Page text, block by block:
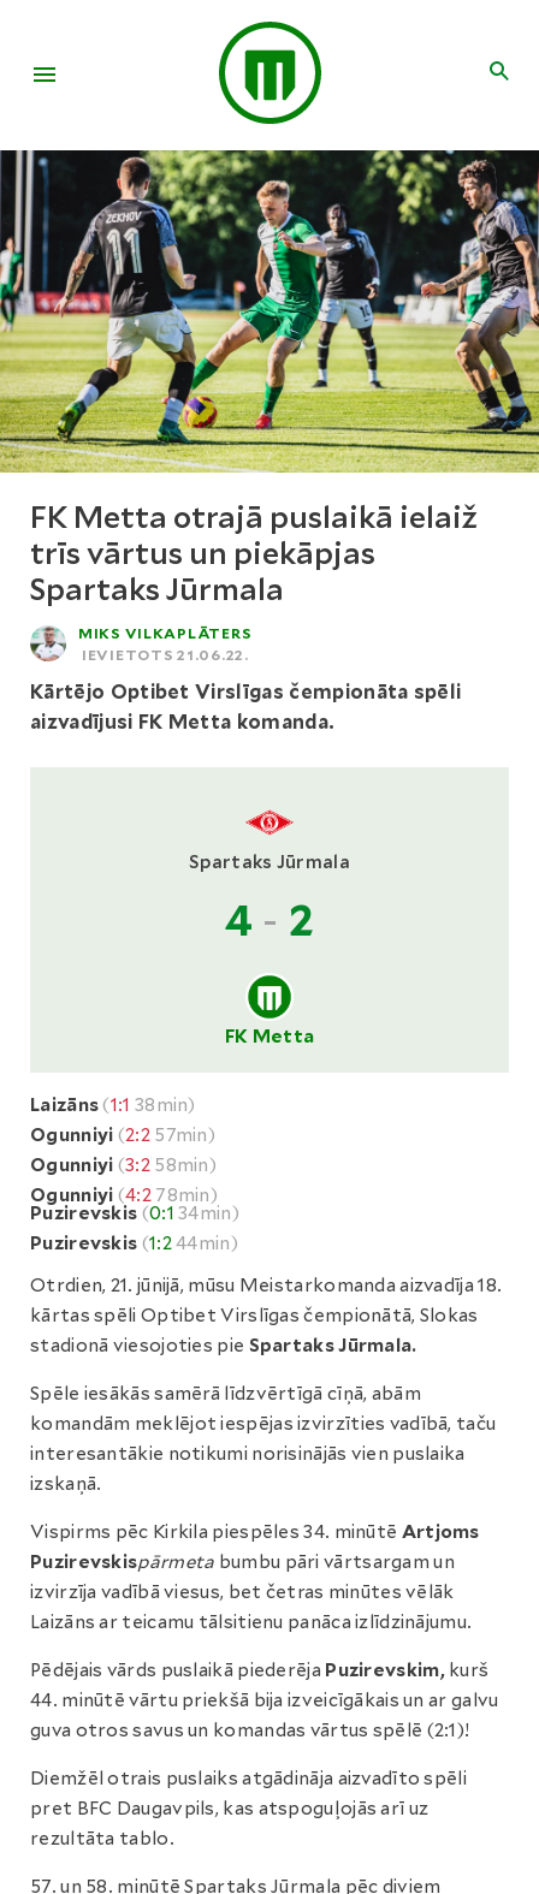
FK Metta otrajā puslaikā ielaiž
trīs vārtus un piekāpjas
Spartaks Jūrmala
MIKS VILKAPLĀTERS
IEVIETOTS 21.06.22.
Kārtējo Optibet Virslīgas čempionāta spēli
aizvadījusi FK Metta komanda.
Spartaks Jūrmala
4 - 2
FK Metta
Laizāns(1:1 38min)
Ogunniyi (2:257min)
Ogunniyi (3:258min)
Ogunniyi (4:278min)
Puzirevskis (0:1 34min)
Puzirevskis (1:244min)
Otrdien, 21. jūnijā, mūsu Meistarkomanda aizvadīja 18.
kārtas spēli Optibet Virslīgas čempionātā, Slokas
stadionā viesojoties pie Spartaks Jūrmala.
Spēle iesākās samērā līdzvērtīgā cīņā, abām
komandām meklējot iespējas izvirzīties vadībā, taču
interesantākie notikumi norisinājās vien puslaika
izskaņā.
Vispirms pēc Kirkila piespēles 34. minūtē Artjoms
Puzirevskispārmeta bumbu pāri vārtsargam un
izvirzīja vadībā viesus, bet četras minūtes vēlāk
Laizāns ar teicamu tālsitienu panāca izlīdzinājumu.
Pēdējais vārds puslaikā piederēja Puzirevskim,kurš
44. minūtē vārtu priekšā bija izveicīgākais un ar galvu
guva otros savus un komandas vārtus spēlē (2:1)!
Diemžēl otrais puslaiks atgādināja aizvadīto spēli
pret BFC Daugavpils, kas atspoguļojās arī uz
rezultāta tablo.
57. un 58. minūtē Spartaks Jūrmala pēc diviem